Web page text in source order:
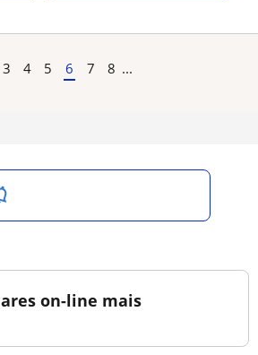
3 4 5 6 7 8 ...
on-line mais